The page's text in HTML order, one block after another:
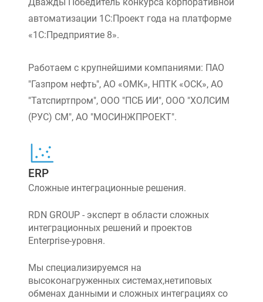
Дважды Победитель конкурса корпоративной
автоматизации 1С:Проект года на платформе
«1С:Предприятие 8».
Работаем с крупнейшими компаниями: ПАО
"Газпром нефть", АО «ОМК», НПТК «ОСК», АО
"Татспиртпром", ООО "ПСБ ИИ", ООО "ХОЛСИМ
(РУС) СМ", АО "МОСИНЖПРОЕКТ".
ERP
Сложные интеграционные решения.
RDN GROUP - эксперт в области сложных
интеграционных решений и проектов
Enterprise-уровня.
Мы специализируемся на
высоконагруженных системах,нетиповых
обменах данными и сложных интеграциях со